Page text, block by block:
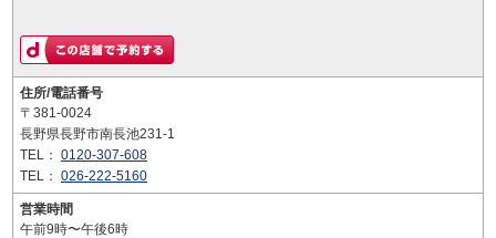
住所/電話番号
〒381-0024
長野県長野市南長池231-1
TEL： 0120-307-608
TEL： 026-222-5160
営業時間
午前9時〜午後6時